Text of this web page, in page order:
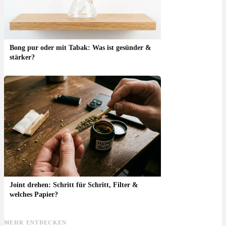
Bong pur oder mit Tabak: Was ist gesünder &
stärker?
Joint drehen: Schritt für Schritt, Filter &
welches Papier?
MEHR ENTDECKEN